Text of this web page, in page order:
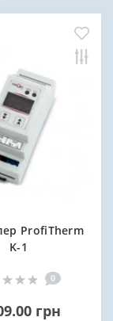
ProfiTherm
K-1
0
грн